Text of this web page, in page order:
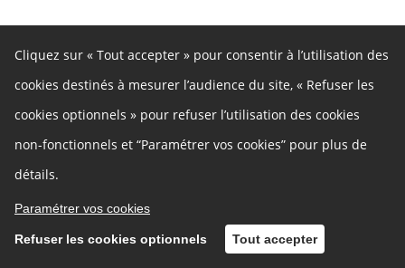
Cliquez sur « Tout accepter » pour consentir à l’utilisation des
cookies destinés à mesurer l’audience du site, « Refuser les
cookies optionnels » pour refuser l’utilisation des cookies
non-fonctionnels et “Paramétrer vos cookies” pour plus de
détails.
Paramétrer vos cookies
Refuser les cookies optionnels Tout accepter